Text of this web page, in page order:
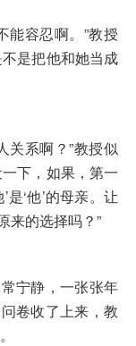
能容忍啊。”教授
是把他和她当成
关系啊？”教授似
下，如果，第一
是‘他’的母亲。让
来的选择吗？”
宁静，一张张年
卷收了上来，教